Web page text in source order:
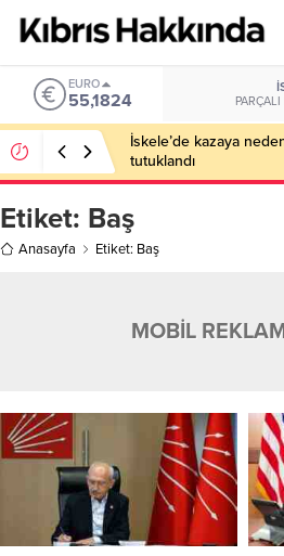
EURO
55,1824
İskele’de kazaya
tutuklandı
Etiket: Baş
Anasayfa Etiket: Baş
MOBİL